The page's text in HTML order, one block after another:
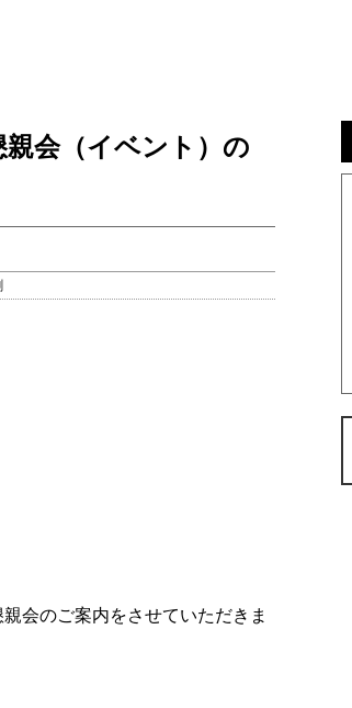
親会（イベント）の
会のご案内をさせていただきま